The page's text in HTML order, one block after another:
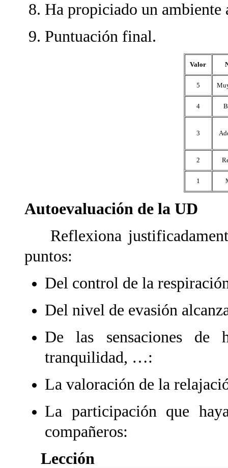
Ha propiciado un ambiente
Puntuación final.
Valor
5
4
3
2
1
Autoevaluación de la UD
Reflexiona
puntos:
Del control de la
Del nivel de evasión
De las sensaciones de
tranquilidad, …:
La valoración de la
La participación que
compañeros:
Lección